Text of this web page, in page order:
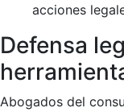
acciones
Defensa
Abogados del